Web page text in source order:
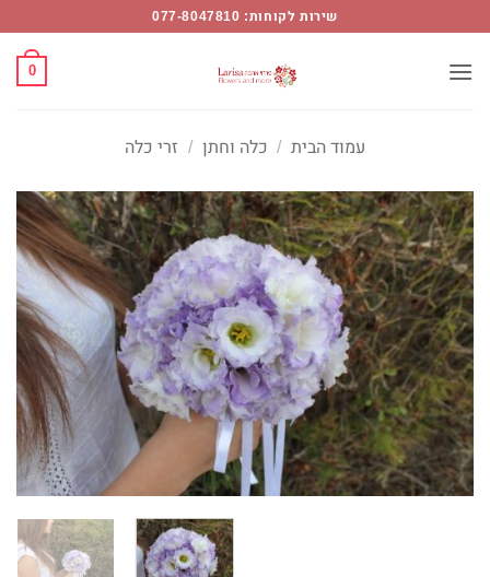
content
שירות לקוחות: 077-8047810
0
עמוד הבית / כלה וחתן / זרי כלה